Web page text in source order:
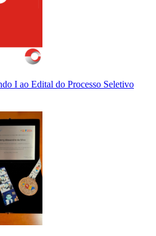
I ao Edital do Processo Seletivo